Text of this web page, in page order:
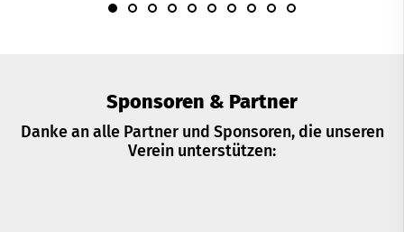
Sponsoren & Partner
Danke an alle Partner und Sponsoren, die unseren
Verein unterstützen: